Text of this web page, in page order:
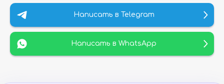
Написать в Telegram
Написать в WhatsApp